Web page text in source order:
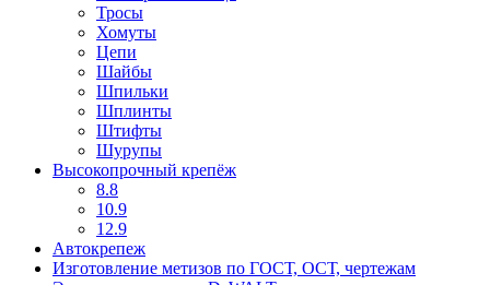
Тросы
Хомуты
Цепи
Шайбы
Шпильки
Шплинты
Штифты
Шурупы
Высокопрочный крепёж
8.8
10.9
12.9
Автокрепеж
Изготовление метизов по ГОСТ, ОСТ, чертежам